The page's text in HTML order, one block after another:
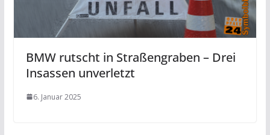
BMW rutscht in Straßengraben – Drei
Insassen unverletzt
6. Januar 2025